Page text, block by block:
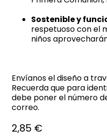
Sostenible y
respetuoso con el
niños
Envíanos el diseño a
Recuerda que para
debe poner el número
correo.
2,85 €